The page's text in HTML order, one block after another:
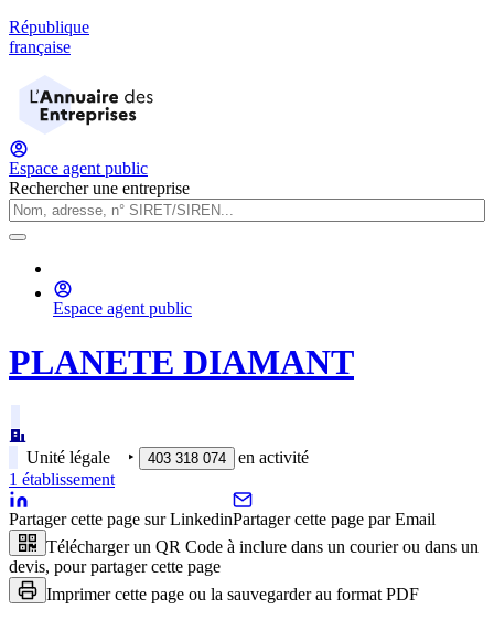
République
française
Espace agent public
Rechercher une entreprise
Espace agent public
PLANETE DIAMANT
Unité légale ‣ 403 318 074
en activité
1 établissement
Partager cette page sur LinkedinPartager cette page par Email
Télécharger un QR Code à inclure dans un courier ou dans un
devis, pour partager cette page
Imprimer cette page ou la sauvegarder au format PDF